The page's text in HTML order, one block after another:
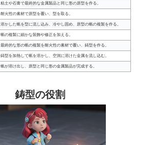
粘土や石膏で最終的な金属製品と同じ形の原型を作る。
耐火性の素材で原型を覆い、型を取る。
溶かした蝋を型に流し込み、冷やし固め、原型の蝋の複製を作る。
蝋の複製に細かな装飾や修正を加える。
最終的な形の蝋の複製を耐火性の素材で覆い、鋳型を作る。
鋳型を加熱して蝋を溶かし、空洞に溶けた金属を流し込む。
蝋が溶け出し、原型と同じ形の金属製品が完成する。
鋳型の役割